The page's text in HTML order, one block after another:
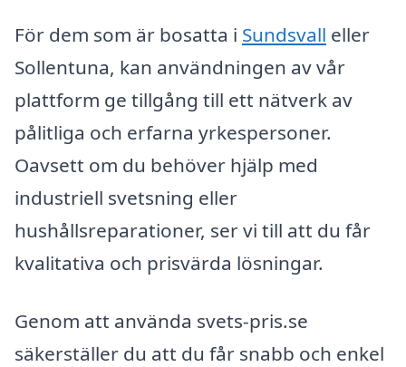
För dem som är bosatta i Sundsvall eller
Sollentuna, kan användningen av vår
plattform ge tillgång till ett nätverk av
pålitliga och erfarna yrkespersoner.
Oavsett om du behöver hjälp med
industriell svetsning eller
hushållsreparationer, ser vi till att du får
kvalitativa och prisvärda lösningar.
Genom att använda svets-pris.se
säkerställer du att du får snabb och enkel